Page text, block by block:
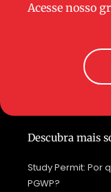
Acesse nosso
Descubra mais
Study Permit: Por
PGWP?